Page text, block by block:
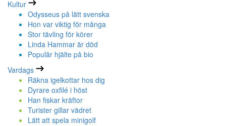
Kultur
Odysseus på lätt svenska
Hon var viktig för många
Stor tävling för körer
Linda Hammar är död
Populär hjälte på bio
Vardags
Räkna igelkottar hos dig
Dyrare oxfilé i höst
Han fiskar kräftor
Turister gillar vädret
Lätt att spela minigolf